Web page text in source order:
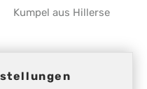
Kumpel aus Hillerse